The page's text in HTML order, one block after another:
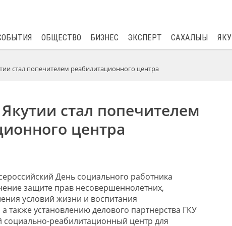
ОБЩЕСТВО БИЗНЕС ЭКСПЕРТ САХАЛЫЫ
стал попечителем реабилитационного центра
стал попечителем
центра
День социального работника
защите прав несовершеннолетних,
условий жизни и воспитания
также установлению делового партнерства ГКУ
социально-реабилитационный центр для